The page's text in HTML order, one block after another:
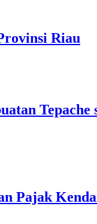
Riau
Tepache
Pajak